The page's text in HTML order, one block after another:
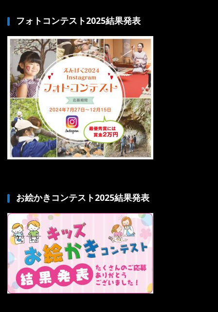
フォトコンテスト2025結果発表
お絵かきコンテスト2025結果発表